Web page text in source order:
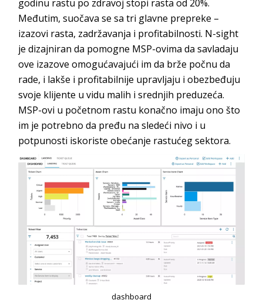
godinu rastu po zdravoj stopi rasta od 20%.
Međutim, suočava se sa tri glavne prepreke –
izazovi rasta, zadržavanja i profitabilnosti. N-sight
je dizajniran da pomogne MSP-ovima da savladaju
ove izazove omogućavajući im da brže počnu da
rade, i lakše i profitabilnije upravljaju i obezbeđuju
svoje klijente u vidu malih i srednjih preduzeća.
MSP-ovi u početnom rastu konačno imaju ono što
im je potrebno da pređu na sledeći nivo i u
potpunosti iskoriste obećanje rastućeg sektora.
dashboard